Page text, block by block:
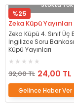
Stokta Yok
%25
Zeka Küpü Yayınları
Zeka Küpü 4. Sınıf Üç
İngilizce Soru
Küpü Yayınları
32,00 TL 24,00 TL
Gelince Haber Ver